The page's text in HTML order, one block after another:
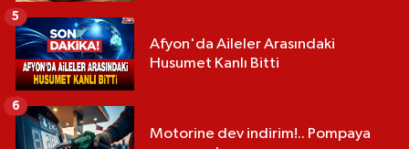
Afyon'da Aileler Arasındaki
Husumet Kanlı Bitti
5
Motorine dev indirim!.. Pompaya
6